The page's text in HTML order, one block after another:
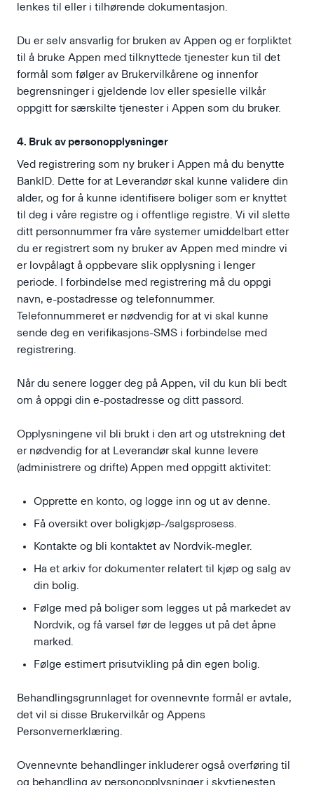
lenkes til eller i tilhørende dokumentasjon.
Du er selv ansvarlig for bruken av Appen og er forpliktet
til å bruke Appen med tilknyttede tjenester kun til det
formål som følger av Brukervilkårene og innenfor
begrensninger i gjeldende lov eller spesielle vilkår
oppgitt for særskilte tjenester i Appen som du bruker.
4. Bruk av personopplysninger
Ved registrering som ny bruker i Appen må du benytte
BankID. Dette for at Leverandør skal kunne validere din
alder, og for å kunne identifisere boliger som er knyttet
til deg i våre registre og i offentlige registre. Vi vil slette
ditt personnummer fra våre systemer umiddelbart etter
du er registrert som ny bruker av Appen med mindre vi
er lovpålagt å oppbevare slik opplysning i lenger
periode. I forbindelse med registrering må du oppgi
navn, e-postadresse og telefonnummer.
Telefonnummeret er nødvendig for at vi skal kunne
sende deg en verifikasjons-SMS i forbindelse med
registrering.
Når du senere logger deg på Appen, vil du kun bli bedt
om å oppgi din e-postadresse og ditt passord.
Opplysningene vil bli brukt i den art og utstrekning det
er nødvendig for at Leverandør skal kunne levere
(administrere og drifte) Appen med oppgitt aktivitet:
Opprette en konto, og logge inn og ut av denne.
Få oversikt over boligkjøp-/salgsprosess.
Kontakte og bli kontaktet av Nordvik-megler.
Ha et arkiv for dokumenter relatert til kjøp og salg av
din bolig.
Følge med på boliger som legges ut på markedet av
Nordvik, og få varsel før de legges ut på det åpne
marked.
Følge estimert prisutvikling på din egen bolig.
Behandlingsgrunnlaget for ovennevnte formål er avtale,
det vil si disse Brukervilkår og Appens
Personvernerklæring.
Ovennevnte behandlinger inkluderer også overføring til
og behandling av personopplysninger i skytjenesten